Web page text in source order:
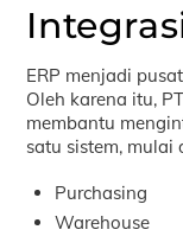
ERP menjadi
Oleh karena itu,
membantu
satu sistem, mulai
Purchasing
Warehouse